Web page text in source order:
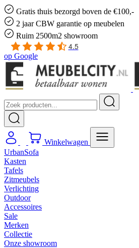
Gratis thuis bezorgd boven de €100,-
2 jaar CBW garantie op meubelen
Ruim 2500m2 showroom
4.5
op Google
Winkelwagen
UrbanSofa
Kasten
Tafels
Zitmeubels
Verlichting
Outdoor
Accessoires
Sale
Merken
Collectie
Onze showroom